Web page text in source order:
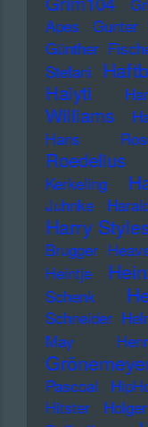
Apes
Gunter
Günther
Stefani
Haiyti
Williams
Hans
Roedelius
Kerkeling
Juhnke
Harry
Brugger
Heintje
Schenk
Schneider
May
Pascoal
Hitster